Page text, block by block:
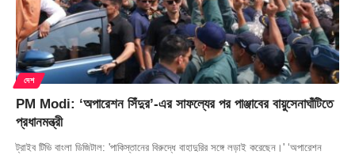
দেশ
PM Modi: ‘অপারেশন সিঁদুর’-এর সাফল্যের পর পাঞ্জাবের বায়ুসেনাঘাঁটিতে
প্রধানমন্ত্রী
ট্রাইব টিভি বাংলা ডিজিটাল: 'পাকিস্তানের বিরুদ্ধে বাহাদুরির সঙ্গে লড়াই করেছেন।' ‘অপারেশন